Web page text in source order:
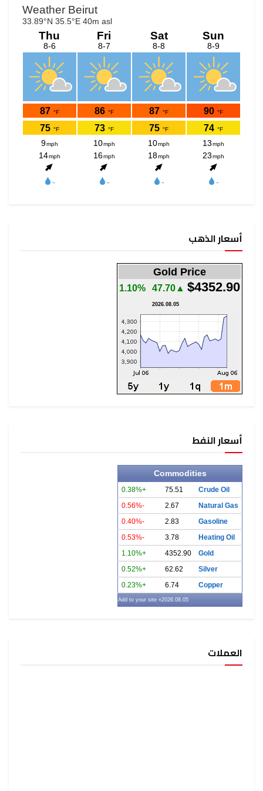
أسعار الذهب
Gold Price
$4352.90
▲47.70
1.10%
2026.08.05
أسعار النفط
Commodities
Crude Oil
75.51
+0.38%
Natural Gas
2.67
-0.56%
Gasoline
2.83
-0.40%
Heating Oil
3.78
-0.53%
Gold
4352.90
+1.10%
Silver
62.62
+0.52%
Copper
6.74
+0.23%
2026.08.05
» Add to your site
العملات